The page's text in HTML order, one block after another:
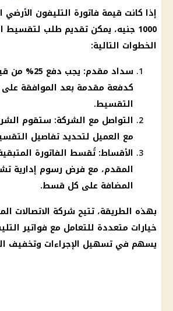
إذا كانت قيمة فاتورة التليفون الأرضي
1000 جنيه، يمكن تقديم طلب لتقسيط
الخطوات التالية:
سداد مقدم: يجب
كدفعة مقدمة بعد الموافقة
التقسيط.
التواصل مع الشركة: ستقوم
مع العميل لتحديد تفاصيل
الأقساط: تُقسط الفاتورة
المقدم، مع فرض رسوم إدارية
المضافة على كل قسط.
بهذه الطريقة، تتيح شركة الاتصالات
خيارات متعددة للتعامل مع فواتير
يسهم في تسهيل الإجراءات وتخفيف